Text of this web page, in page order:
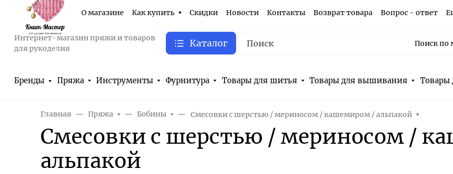
О магазине Как купить Скидки Новости Контакты Возврат товара Вопрос - ответ
Интернет-магазин пряжи и товаров
для рукоделия
Каталог Поиск по
Бренды Пряжа Инструменты Фурнитура Товары для шитья Товары для вышивания Товары
Главная Пряжа Бобины Смесовки с шерстью / мериносом / кашемиром / альпакой
Смесовки с шерстью / мериносом /
альпакой